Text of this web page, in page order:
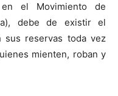
el Movimiento de
debe de existir el
sus reservas toda vez
mienten, roban y